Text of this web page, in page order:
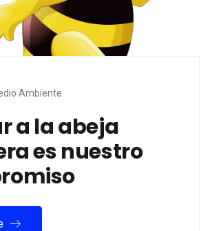
Ambiente
a la abeja
es nuestro